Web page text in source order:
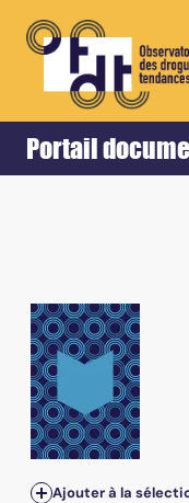
Portail
Accueil Retour
Ajouter à la